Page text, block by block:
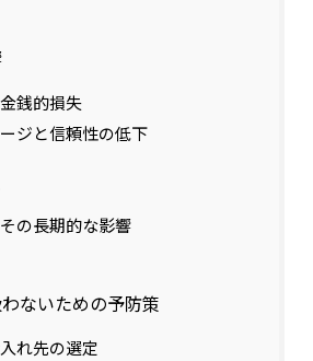
銭的損失
ジと信頼性の低下
の長期的な影響
ないための予防策
れ先の選定